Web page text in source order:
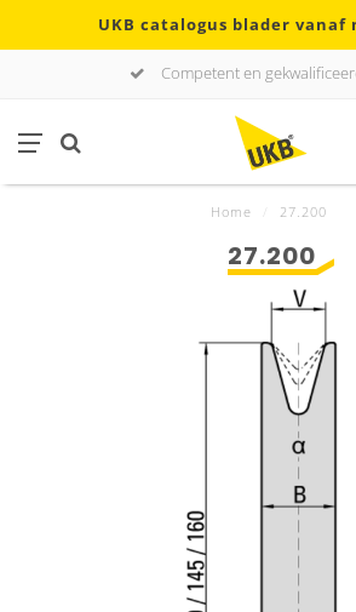
UKB catalogus blader vanaf
Competent en
Home 27.200
27.200